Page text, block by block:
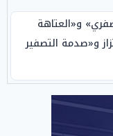
و«العتاهة
و«صدمة التصفير